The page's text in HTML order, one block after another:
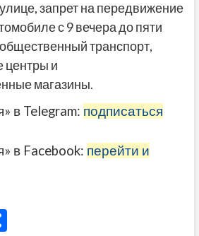
запрет на передвижение
с 9 вечера до пяти
транспорт,
центры и
магазины.
в Telegram: подписаться
в Facebook: перейти и
О